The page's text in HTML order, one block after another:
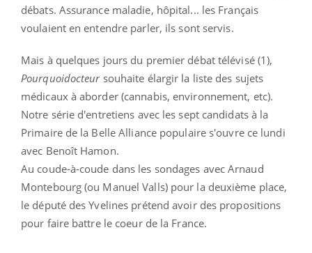
débats. Assurance maladie, hôpital... les Français
voulaient en entendre parler, ils sont servis.
Mais à quelques jours du premier débat télévisé (1),
Pourquoidocteursouhaite élargir la liste des sujets
médicaux à aborder (cannabis, environnement, etc).
Notre série d'entretiens avec les sept candidats à la
Primaire de la Belle Alliance populaire s'ouvre ce lundi
avec Benoît Hamon.
Au coude-à-coude dans les sondages avec Arnaud
Montebourg (ou Manuel Valls) pour la deuxième place,
le député des Yvelines prétend avoir des propositions
pour faire battre le coeur de la France.